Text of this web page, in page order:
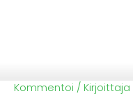
Kommentoi / Kirjoittaja